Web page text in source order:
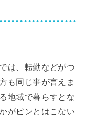
は、転勤などがつ
も同じ事が言えま
地域で暮らすとな
がピンとはこない